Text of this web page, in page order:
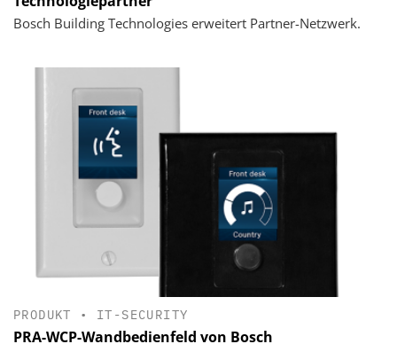
Bosch Building Technologies erweitert Partner-Netzwerk.
PRODUKT • IT-SECURITY
PRA-WCP-Wandbedienfeld von Bosch